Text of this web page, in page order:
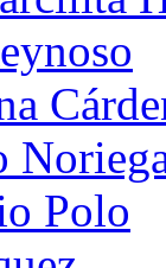
Polo